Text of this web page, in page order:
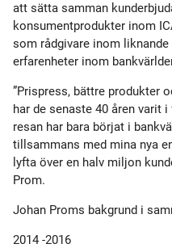
att sätta samman
konsumentprodukter inom
som rådgivare inom
erfarenheter inom
”Prispress, bättre produkter
har de senaste 40 åren varit
resan har bara börjat i
tillsammans med mina nya
lyfta över en halv miljon
Prom.
Johan Proms bakgrund i
2014 -2016